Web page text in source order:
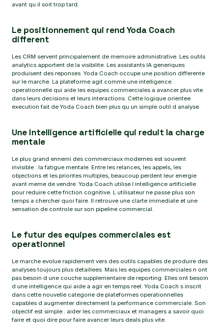
avant qu il soit trop tard.
Le positionnement qui rend Yoda Coach
different
Les CRM servent principalement de memoire administrative. Les outils
analytics apportent de la visibilite. Les assistants IA generiques
produisent des reponses. Yoda Coach occupe une position differente
sur le marche. La plateforme agit comme une intelligence
operationnelle qui aide les equipes commerciales a avancer plus vite
dans leurs decisions et leurs interactions. Cette logique orientee
execution fait de Yoda Coach bien plus qu un simple outil d analyse.
Une intelligence artificielle qui reduit la charge
mentale
Le plus grand ennemi des commerciaux modernes est souvent
invisible : la fatigue mentale. Entre les relances, les appels, les
objections et les priorites multiples, beaucoup perdent leur energie
avant meme de vendre. Yoda Coach utilise l intelligence artificielle
pour reduire cette friction cognitive. L utilisateur ne passe plus son
temps a chercher quoi faire. Il retrouve une clarte immediate et une
sensation de controle sur son pipeline commercial.
Le futur des equipes commerciales est
operationnel
Le marche evolue rapidement vers des outils capables de produire des
analyses toujours plus detaillees. Mais les equipes commerciales n ont
pas besoin d une couche supplementaire de reporting. Elles ont besoin
d une intelligence qui aide a agir en temps reel. Yoda Coach s inscrit
dans cette nouvelle categorie de plateformes operationnelles
capables d augmenter directement la performance commerciale. Son
objectif est simple : aider les commerciaux et managers a savoir quoi
faire et quoi dire pour faire avancer leurs deals plus vite.